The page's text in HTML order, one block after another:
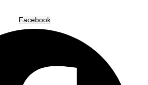
Facebook